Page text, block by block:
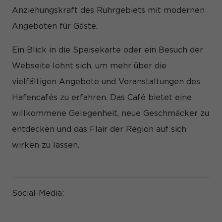
Anziehungskraft des Ruhrgebiets mit modernen
Angeboten für Gäste.
Ein Blick in die Speisekarte oder ein Besuch der
Webseite lohnt sich, um mehr über die
vielfältigen Angebote und Veranstaltungen des
Hafencafés zu erfahren. Das Café bietet eine
willkommene Gelegenheit, neue Geschmäcker zu
entdecken und das Flair der Region auf sich
wirken zu lassen.
Social-Media:
Informationen über die Verwendung Ihrer Daten finden Sie in
unserer Datenschutzerklärung
Hier finden Sie eine Übersicht über alle verwendeten
geben oder sich weitere Informationen anzeigen lassen und
Alle akzeptieren Speichern
Essenziell (1)